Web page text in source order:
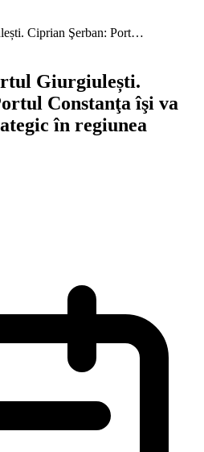
Ciprian Şerban: Port…
Giurgiulești.
Constanţa îşi va
în regiunea